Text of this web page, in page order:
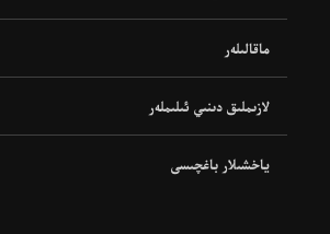
ماقالىلەر
لازىملىق دىنىي ئىلىملەر
ياخشىلار باغچىسى